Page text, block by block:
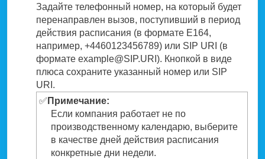
Задайте телефонный номер, на который будет
перенаправлен вызов, поступивший в период
действия расписания (в формате Е164,
например, +4460123456789) или SIP URI (в
формате example@SIP.URI). Кнопкой в виде
плюса сохраните указанный номер или SIP
URI.
✅ Примечание:
Если компания работает не по
производственному календарю, выберите
в качестве дней действия расписания
конкретные дни недели.